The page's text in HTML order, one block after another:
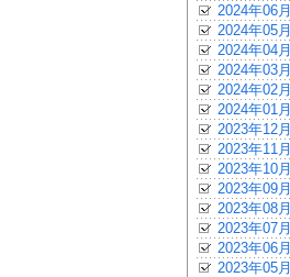
2024年06月
2024年05月
2024年04月
2024年03月
2024年02月
2024年01月
2023年12月
2023年11月
2023年10月
2023年09月
2023年08月
2023年07月
2023年06月
2023年05月